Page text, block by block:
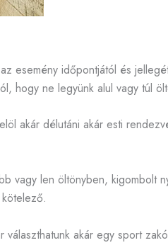
esemény időpontjától és
hogy ne legyünk alul vagy túl
akár délutáni akár esti
vagy len öltönyben, kigombolt
akár egy sport